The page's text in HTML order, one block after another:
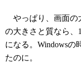
やっぱり、画面の
の大きさと質なら、
になる。Windowsの
たのに。